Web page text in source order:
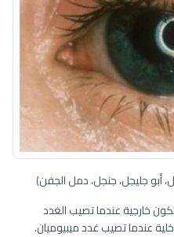
جليجل، جنجل، دمل الجفن)
خارجية عندما تصيب الغدد
عندما تصيب غدد ميبيوميان.